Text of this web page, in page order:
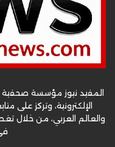
المفيد نيوز مؤسسة صحفية
الإلكترونية، وتركز
والعالم العربي، من خلال